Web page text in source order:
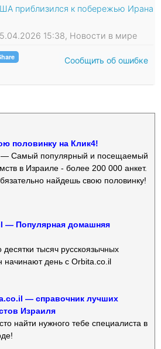
приблизился к побережью Ирана
15:38, Новости в мире
Сообщить об ошибке
половинку на Клик4!
— Самый популярный и посещаемый
в Израиле - более 200 000 анкет.
найдешь свою половинку!
— Популярная домашняя
тысяч русскоязычных
начинают день с Orbita.co.il
— справочник лучших
Израиля
найти нужного тебе специалиста в